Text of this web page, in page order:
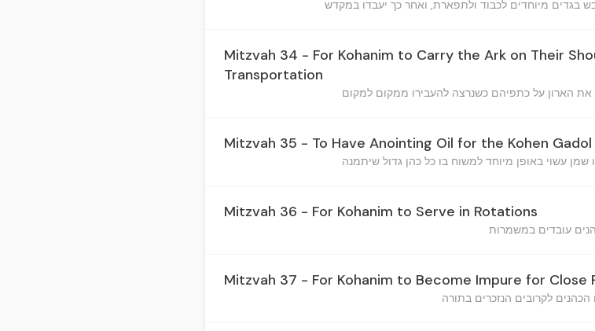
Mitzvah 34 - For Kohanim to Carry the Ark on Their
Transportation
Mitzvah 35 - To Have Anointing Oil for the Kohen Gadol
Mitzvah 36 - For Kohanim to Serve in Rotations
Mitzvah 37 - For Kohanim to Become Impure for Close